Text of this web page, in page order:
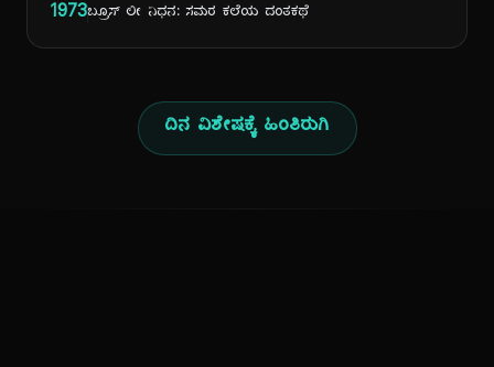
1973ಬ್ರೂಸ್ ಲೀ ನಿಧನ: ಸಮರ ಕಲೆಯ ದಂತಕಥೆ
ದಿನ ವಿಶೇಷಕ್ಕೆ ಹಿಂತಿರುಗಿ